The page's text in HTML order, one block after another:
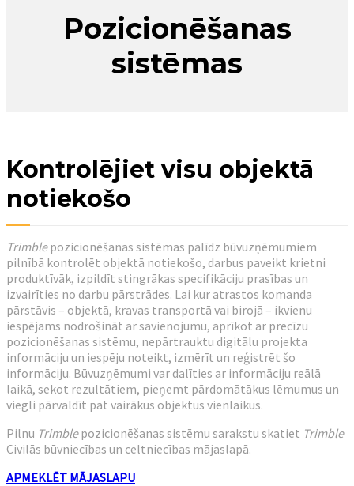
Pozicionēšanas
sistēmas
Kontrolējiet visu objektā
notiekošo
Trimblepozicionēšanas sistēmas palīdz būvuzņēmumiem
pilnībā kontrolēt objektā notiekošo, darbus paveikt krietni
produktīvāk, izpildīt stingrākas specifikāciju prasības un
izvairīties no darbu pārstrādes. Lai kur atrastos komanda
pārstāvis – objektā, kravas transportā vai birojā – ikvienu
iespējams nodrošināt ar savienojumu, aprīkot ar precīzu
pozicionēšanas sistēmu, nepārtrauktu digitālu projekta
informāciju un iespēju noteikt, izmērīt un reģistrēt šo
informāciju. Būvuzņēmumi var dalīties ar informāciju reālā
laikā, sekot rezultātiem, pieņemt pārdomātākus lēmumus un
viegli pārvaldīt pat vairākus objektus vienlaikus.
Pilnu Trimblepozicionēšanas sistēmu sarakstu skatiet Trimble
Civilās būvniecības un celtniecības mājaslapā.
APMEKLĒT MĀJASLAPU